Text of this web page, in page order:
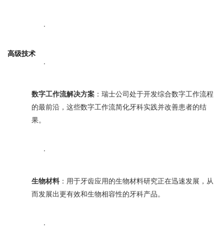
·
高级技术
·
数字工作流解决方案 ：瑞士公司处于开发综合数字工作流程
的最前沿，这些数字工作流简化牙科实践并改善患者的结
果。
·
生物材料 ：用于牙齿应用的生物材料研究正在迅速发展，从
而发展出更有效和生物相容性的牙科产品。
·